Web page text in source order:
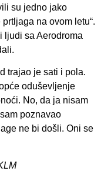
su jedno jako
na ovom letu“.
ljudi sa Aerodroma
trajao je sati i pola.
oduševljenje
No, da ja nisam
poznavao
ne bi došli. Oni se